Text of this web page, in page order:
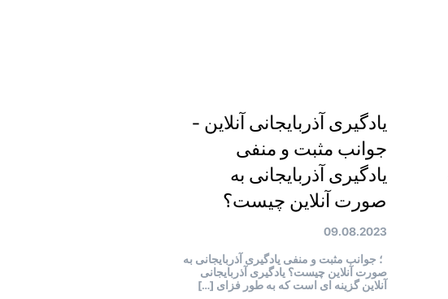
یادگیری آذربایجانی آنلاین -
جوانب مثبت و منفی
یادگیری آذربایجانی به
صورت آنلاین چیست؟
09.08.2023
؛ جوانب مثبت و منفی یادگیری آذربایجانی به
صورت آنلاین چیست؟ یادگیری آذربایجانی
آنلاین گزینه ای است که به طور فزای […]